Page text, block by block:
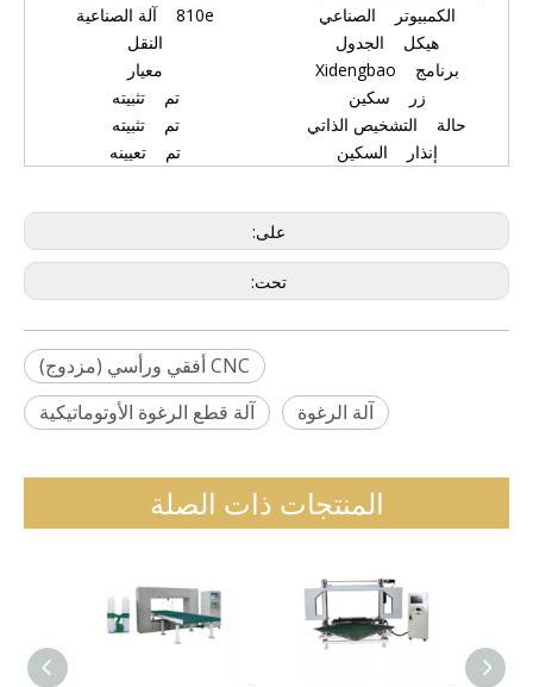
الكمبيوتر الصناعي
810e آلة الصناعية
هيكل الجدول
النقل
برنامج Xidengbao
معيار
زر سكين
تم تثبيته
حالة التشخيص الذاتي
تم تثبيته
إنذار السكين
تم تعيينه
على:
تحت:
CNC أفقي ورأسي (مزدوج)
آلة قطع الرغوة الأوتوماتيكية
آلة الرغوة
المنتجات ذات الصلة